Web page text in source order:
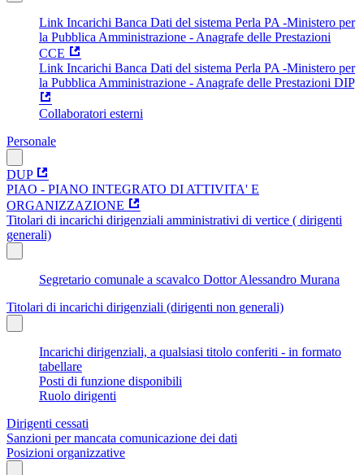
Link Incarichi Banca Dati del sistema Perla PA -Ministero per
la Pubblica Amministrazione - Anagrafe delle Prestazioni
CCE
Link Incarichi Banca Dati del sistema Perla PA -Ministero per
la Pubblica Amministrazione - Anagrafe delle Prestazioni DIP
Collaboratori esterni
Personale
DUP
PIAO - PIANO INTEGRATO DI ATTIVITA' E
ORGANIZZAZIONE
Titolari di incarichi dirigenziali amministrativi di vertice ( dirigenti
generali)
Segretario comunale a scavalco Dottor Alessandro Murana
Titolari di incarichi dirigenziali (dirigenti non generali)
Incarichi dirigenziali, a qualsiasi titolo conferiti - in formato
tabellare
Posti di funzione disponibili
Ruolo dirigenti
Dirigenti cessati
Sanzioni per mancata comunicazione dei dati
Posizioni organizzative